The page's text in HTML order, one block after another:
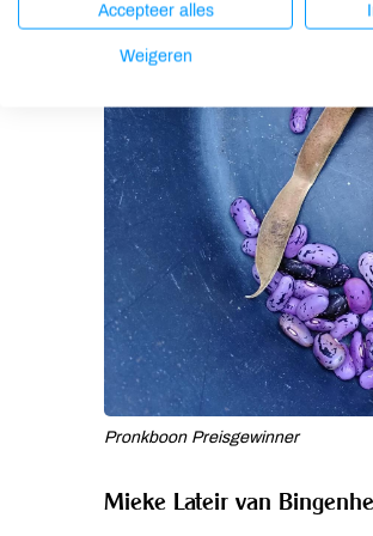
Pronkboon Preisgewinner
Mieke Lateir van
Accepteer alles
Weigeren